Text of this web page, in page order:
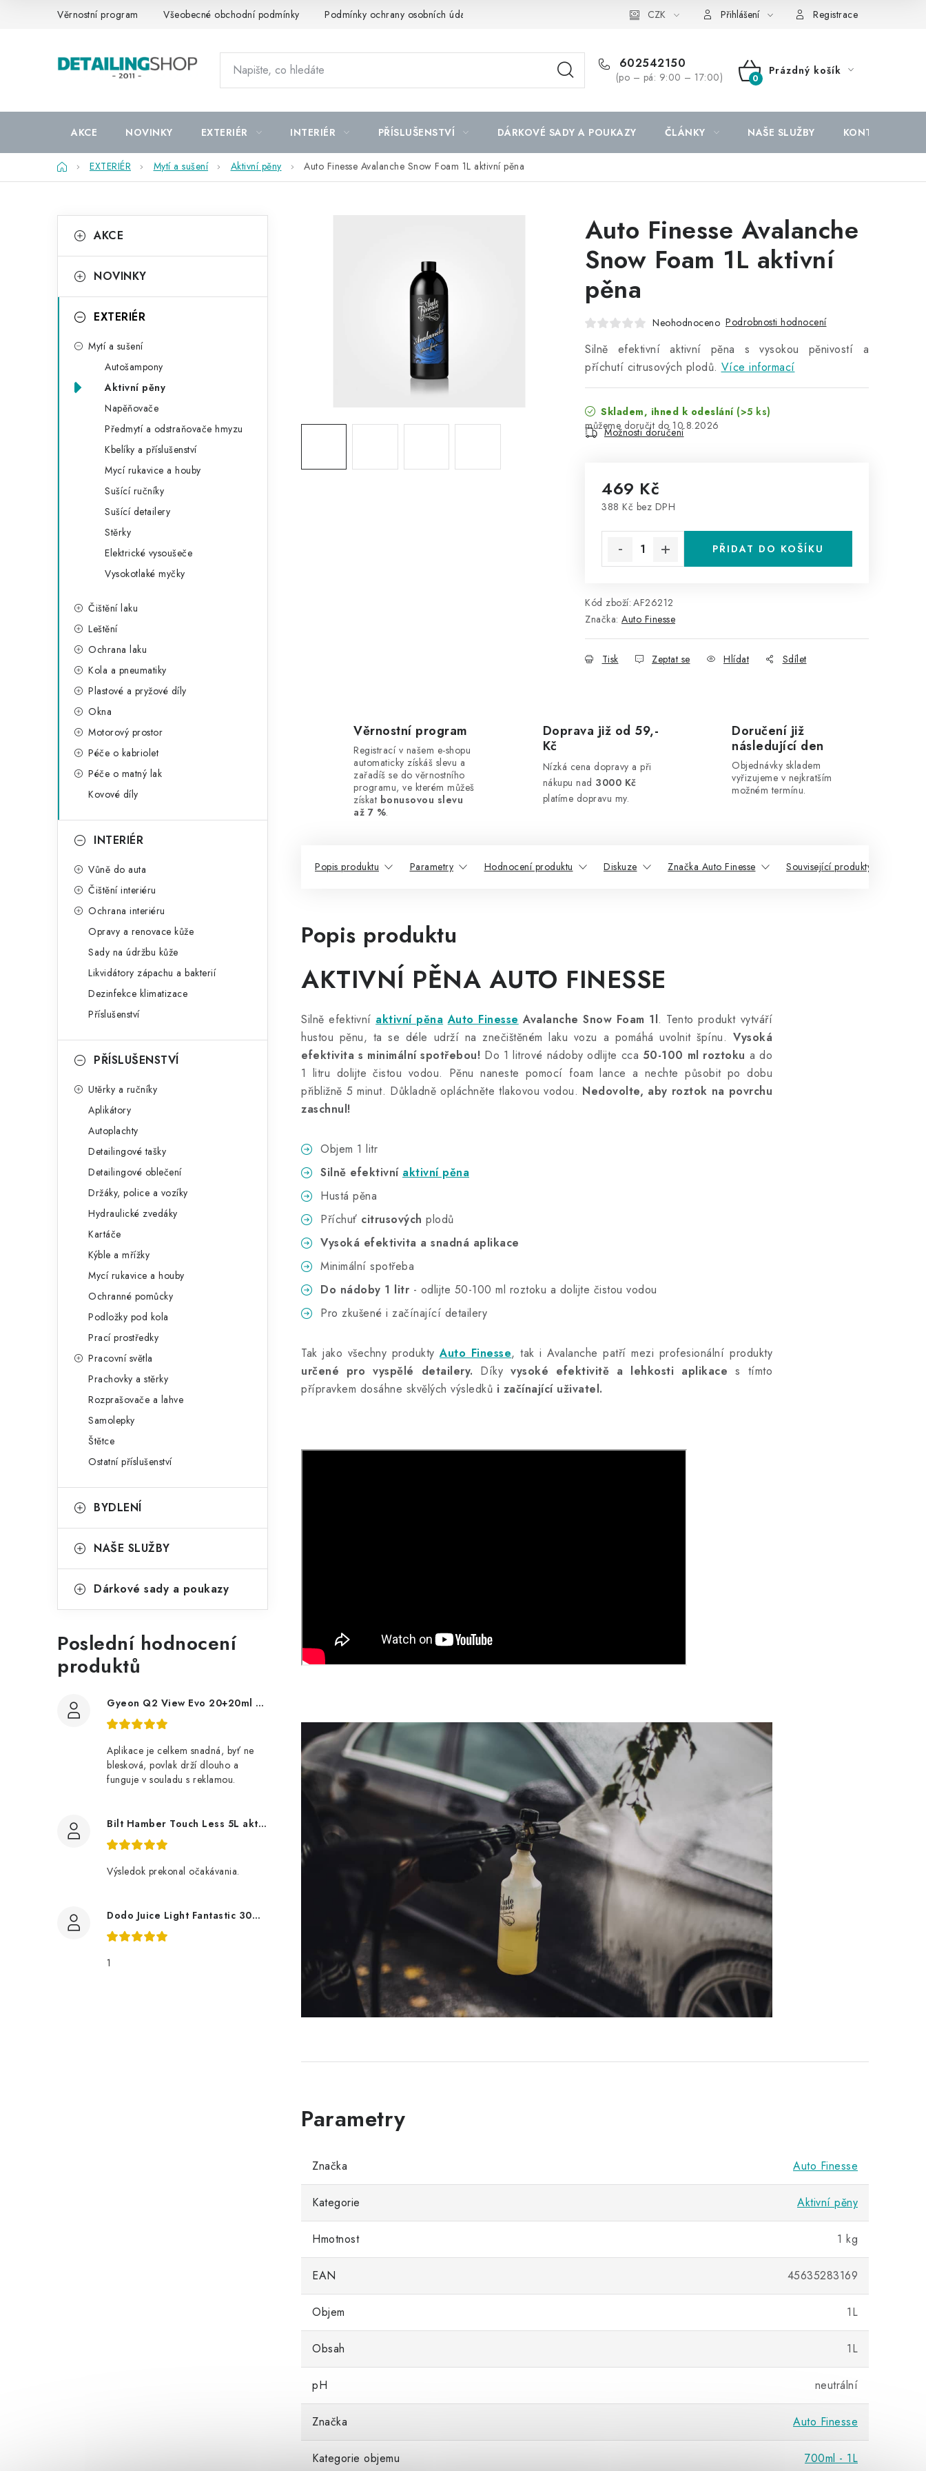
Věrnostní program Všeobecné obchodní podmínky Podmínky ochrany osobních údajů CZK Přihlášení Registrace
602542150
(po – pá: 9:00 – 17:00)
NÁKUPNÍ
Prázdný košík
AKCE NOVINKY EXTERIÉR INTERIÉR PŘÍSLUŠENSTVÍ DÁRKOVÉ SADY A POUKAZY ČLÁNKY NAŠE SLUŽBY KONTAKTY
DomůEXTERIÉR Mytí a sušení Aktivní pěny Auto Finesse Avalanche Snow Foam 1L aktivní pěna
o
t
kategorie
a
e
AKCE
NOVINKY
EXTERIÉR
Mytí a sušení
Autošampony
Aktivní pěny
Napěňovače
Předmytí a odstraňovače hmyzu
Kbelíky a příslušenství
Mycí rukavice a houby
Sušící ručníky
Sušící detailery
Stěrky
Elektrické vysoušeče
Vysokotlaké myčky
Čištění laku
Leštění
Ochrana laku
Kola a pneumatiky
Plastové a pryžové díly
Okna
Motorový prostor
Péče o kabriolet
Péče o matný lak
Kovové díly
INTERIÉR
Vůně do auta
Čištění interiéru
Ochrana interiéru
Opravy a renovace kůže
Sady na údržbu kůže
Likvidátory zápachu a bakterií
Dezinfekce klimatizace
Příslušenství
PŘÍSLUŠENSTVÍ
Utěrky a ručníky
Aplikátory
Autoplachty
Detailingové tašky
Detailingové oblečení
Držáky, police a vozíky
Hydraulické zvedáky
Kartáče
Kýble a mřížky
Mycí rukavice a houby
Ochranné pomůcky
Podložky pod kola
Prací prostředky
Pracovní světla
Prachovky a stěrky
Rozprašovače a lahve
Samolepky
Štětce
Ostatní příslušenství
BYDLENÍ
NAŠE SLUŽBY
Dárkové sady a poukazy
Poslední hodnocení
produktů
Gyeon Q2 View Evo 20+20ml nanopovlak na okna
Aplikace je celkem snadná, byť ne
blesková, povlak drží dlouho a
funguje v souladu s reklamou.
Bilt Hamber Touch Less 5L aktivní pěna
Výsledok prekonal očakávania.
Dodo Juice Light Fantastic 30ml měkký vosk
1
Auto Finesse Avalanche
Snow Foam 1L aktivní
pěna
Neohodnoceno Podrobnosti hodnocení
Silně efektivní aktivní pěna s vysokou pěnivostí a
příchutí citrusových plodů. Více informací
Skladem, ihned k odeslání (>5 ks)
10.8.2026
Možnosti doručení
469 Kč
388 Kč bez DPH
PŘIDAT DO KOŠÍKU
Kód zboží: AF26212
Značka: Auto Finesse
Tisk Zeptat se Hlídat Sdílet
Věrnostní program
Registrací v našem e-shopu
automaticky získáš slevu a
zařadíš se do věrnostního
programu, ve kterém můžeš
získat bonusovou slevu
až 7 %.
Doprava již od 59,-
Kč
Nízká cena dopravy a při
nákupu nad 3000 Kč
platíme dopravu my.
Doručení již
následující den
Objednávky skladem
vyřizujeme v nejkratším
možném termínu.
Popis produktu Parametry Hodnocení produktu Diskuze Značka Auto Finesse Související produkty
Popis produktu
AKTIVNÍ PĚNA AUTO FINESSE
Silně efektivní aktivní pěna Auto Finesse Avalanche Snow Foam 1l. Tento produkt vytváří
hustou pěnu, ta se déle udrží na znečištěném laku vozu a pomáhá uvolnit špínu. Vysoká
efektivita s minimální spotřebou! Do 1 litrové nádoby odlijte cca 50-100 ml roztoku a do
1 litru dolijte čistou vodou. Pěnu naneste pomocí foam lance a nechte působit po dobu
přibližně 5 minut. Důkladně opláchněte tlakovou vodou. Nedovolte, aby roztok na povrchu
zaschnul!
Objem 1 litr
Silně efektivní aktivní pěna
Hustá pěna
Příchuť citrusových plodů
Vysoká efektivita a snadná aplikace
Minimální spotřeba
Do nádoby 1 litr - odlijte 50-100 ml roztoku a dolijte čistou vodou
Pro zkušené i začínající detailery
Tak jako všechny produktyAuto Finesse, tak i Avalanche patří mezi profesionální produkty
určené pro vyspělé detailery. Díkyvysoké efektivitě a lehkosti aplikace s tímto
přípravkem dosáhne skvělých výsledků i začínající uživatel.
Značka Auto Finesse
Kategorie Aktivní pěny
Hmotnost 1 kg
EAN 45635283169
Objem 1L
Obsah 1L
pH neutrální
Značka Auto Finesse
Kategorie objemu 700ml - 1L